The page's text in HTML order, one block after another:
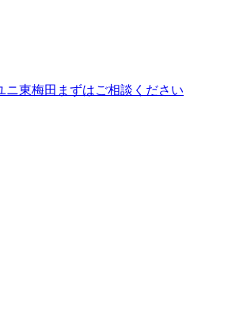
ニ東梅田まずはご相談ください